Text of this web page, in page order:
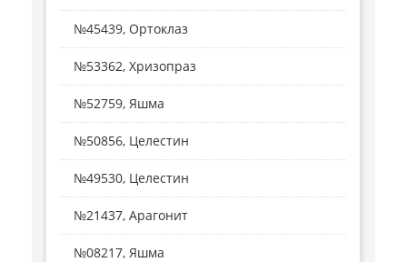
№45439, Ортоклаз
№53362, Хризопраз
№52759, Яшма
№50856, Целестин
№49530, Целестин
№21437, Арагонит
№08217, Яшма